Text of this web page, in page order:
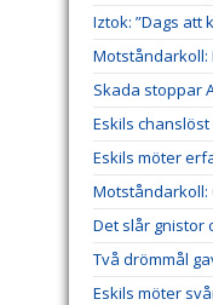
Iztok: ”Dags att
Motståndarkoll:
Skada stoppar
Eskils
Eskils möter
Motståndarkoll:
Det slår gnistor
Två drömmål
Eskils möter